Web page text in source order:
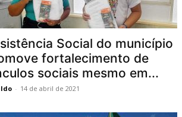
Social do município
fortalecimento de
sociais mesmo em...
- 14 de abril de 2021